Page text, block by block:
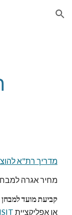
Skip to navigation
מדריך רת"א
מחיר אגרה למבחן - 160 ₪. (עשוי להשתנות
קביעת מועד למבחן
או אפליקציית